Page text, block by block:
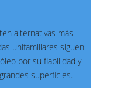
alternativas más
unifamiliares siguen
por su fiabilidad y
superficies.